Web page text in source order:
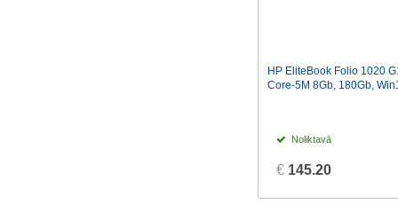
HP EliteBook Folio 1020
Core-5M 8Gb, 180Gb,
Noliktavā
€ 145.20